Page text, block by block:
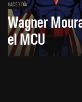
HACE 1 DÍA
Wagner
el MCU